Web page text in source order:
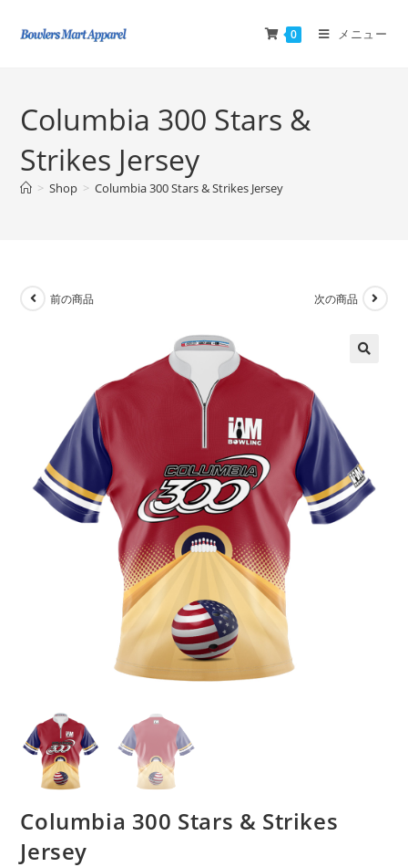
0 メニュー
Columbia 300 Stars &
Strikes Jersey
> Shop > Columbia 300 Stars & Strikes Jersey
前の商品 次の商品
Columbia 300 Stars & Strikes
Jersey